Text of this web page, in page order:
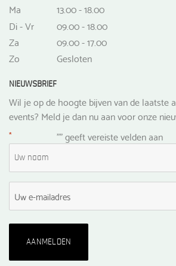
Ma
13.00 - 18.00
Di - Vr
09.00 - 18.00
Za
09.00 - 17.00
Zo
Gesloten
NIEUWSBRIEF
Wil je op de hoogte bijven van de laatste
events? Meld je dan nu aan voor onze
"
* " geeft vereiste velden aan